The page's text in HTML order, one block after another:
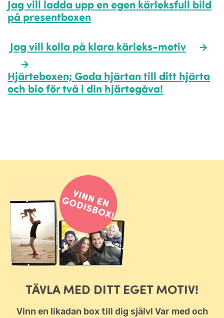
Jag vill ladda upp en egen kärleksfull bild
på presentboxen
Jag vill kolla på klara kärleks-motiv
Hjärteboxen; Goda hjärtan till ditt hjärta
och bio för två i din hjärtegåva!
TÄVLA MED DITT EGET MOTIV!
Vinn en likadan box till dig själv! Var med och